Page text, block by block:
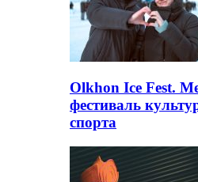
Olkhon Ice Fest.
фестиваль
спорта